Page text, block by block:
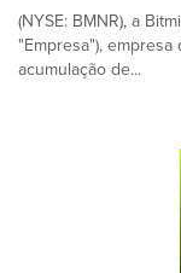
(NYSE: BMNR), a
"Empresa"),
acumulação de...